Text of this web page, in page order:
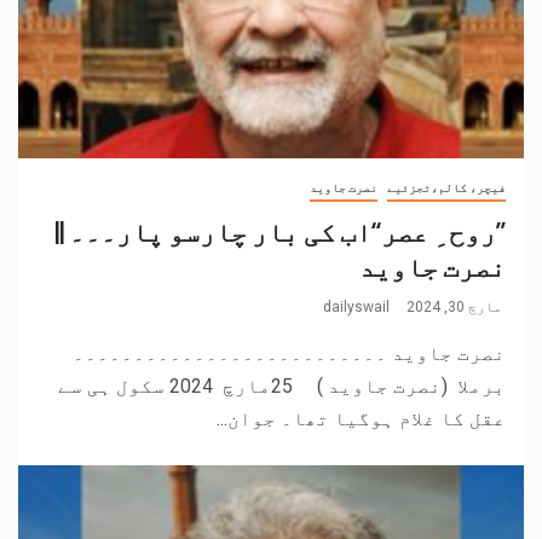
فیچر، کالم،تجزئیے نصرت جاوید
’’روح ِ عصر‘‘اب کی بار چارسو پار۔۔۔ ||
نصرت جاوید
مارچ 30, 2024 dailyswail
نصرت جاوید ۔۔۔۔۔۔۔۔۔۔۔۔۔۔۔۔۔۔۔۔۔۔۔۔۔۔
برملا (نصرت جاوید ) 25مارچ 2024 سکول ہی سے
عقل کا غلام ہوگیا تھا۔ جوان...